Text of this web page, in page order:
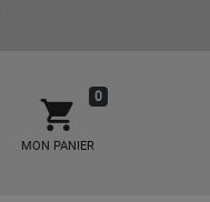
shopping_cart
MON PANIER
0